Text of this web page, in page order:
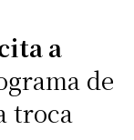
a
de
troca